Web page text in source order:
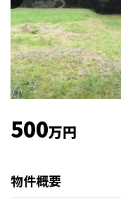
500万円
物件概要